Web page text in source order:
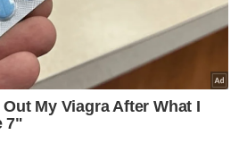
pengantin yang menyertai Majlis
anjuran Kelab Kebajikan Pejabat
Daerah Batu Pahat.